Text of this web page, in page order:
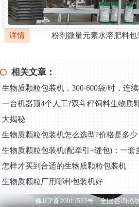
详情 粉剂微量元素水溶肥料包
相关文章：
生物质颗粒包装机，300-600袋/时，连
一台机器顶4个人工?双斗秤饲料生物质
大揭秘
生物质颗粒包装机怎么选型?价格是多少
生物质颗粒包装机(配牵引+缝包)：一套
怎样才买到合适的生物质颗粒包装机
生物质颗粒厂用哪种包装机好
豫ICP备20011533号 全国咨询热